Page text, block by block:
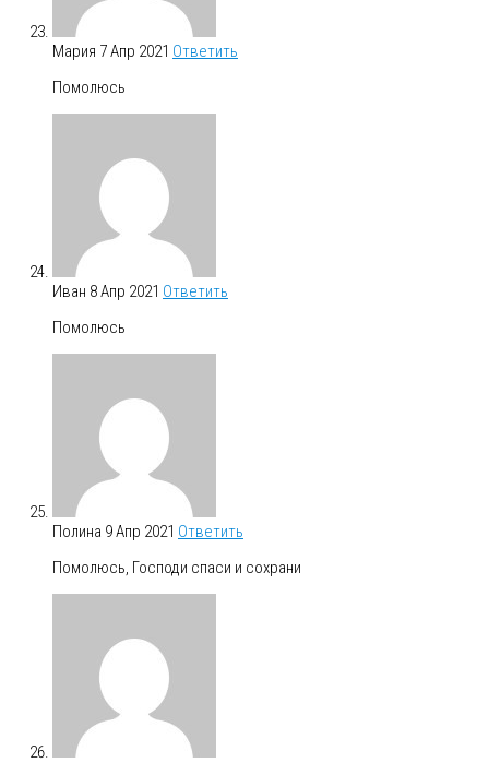
Мария 7 Апр 2021 Ответить
Помолюсь
Иван 8 Апр 2021 Ответить
Помолюсь
Полина 9 Апр 2021 Ответить
Помолюсь, Господи спаси и сохрани